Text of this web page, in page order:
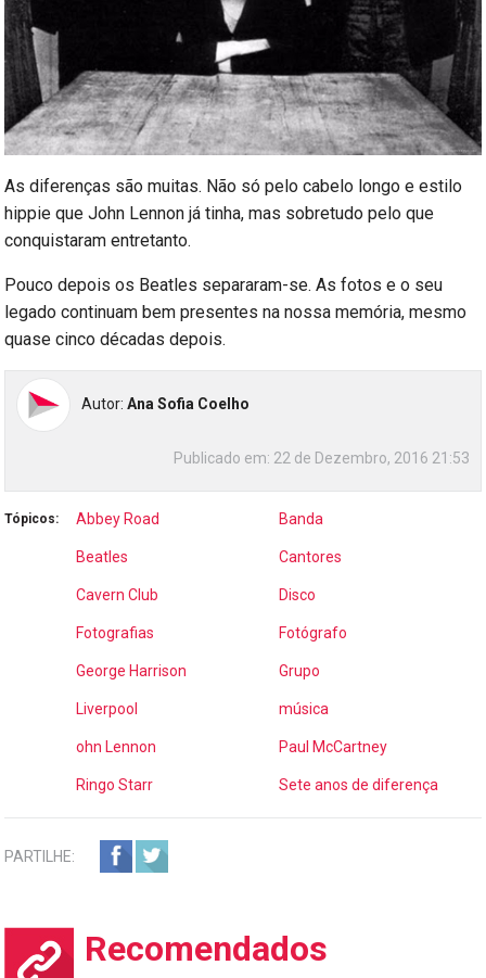
As diferenças são muitas. Não só pelo cabelo longo e estilo
hippie que John Lennon já tinha, mas sobretudo pelo que
conquistaram entretanto.
Pouco depois os Beatles separaram-se. As fotos e o seu
legado continuam bem presentes na nossa memória, mesmo
quase cinco décadas depois.
Autor:Ana Sofia Coelho
Publicado em: 22 de Dezembro, 2016 21:53
Tópicos: Abbey Road Banda
Beatles Cantores
Cavern Club Disco
Fotografias Fotógrafo
George Harrison Grupo
Liverpool música
ohn Lennon Paul McCartney
Ringo Starr Sete anos de diferença
PARTILHE:
Recomendados